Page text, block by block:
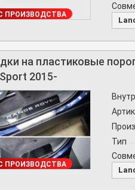
ПРОИЗВОДСТВА
на пластиковые
2015-
ПРОИЗВОДСТВА
Тип